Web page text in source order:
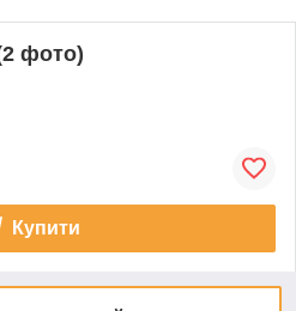
фото)
Купити